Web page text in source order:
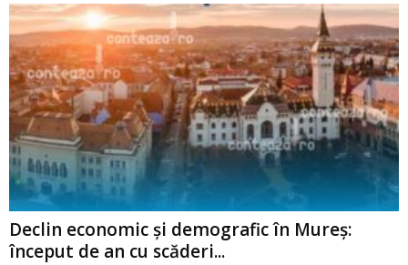
Declin economic și demografic în Mureș:
început de an cu scăderi...